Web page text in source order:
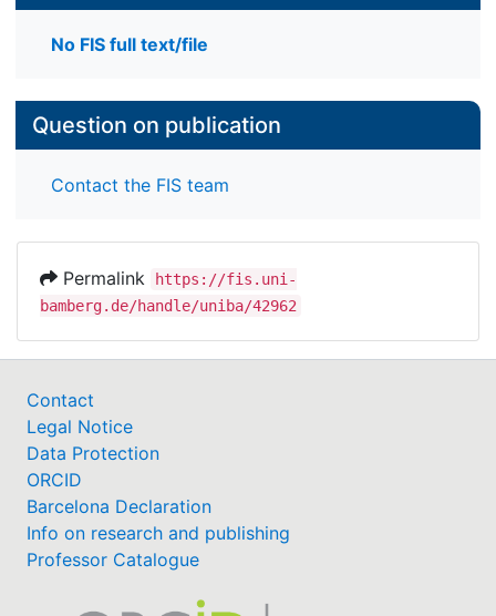
No FIS full text/file
Question on publication
Contact the FIS team
Permalink
https://fis.uni-
bamberg.de/handle/uniba/42962
Contact
Legal Notice
Data Protection
ORCID
Barcelona Declaration
Info on research and publishing
Professor Catalogue